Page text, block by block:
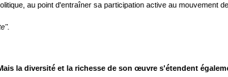
au point d'entraîner sa participation active au mouvement
la diversité et la richesse de son œuvre s'étendent